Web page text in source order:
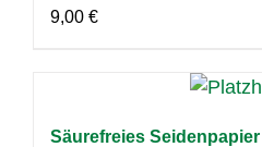
9,00 €
Säurefreies Seidenpapier